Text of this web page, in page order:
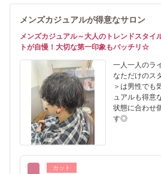
メンズカジュアルが得意なサロン
メンズカジュアル～大人のトレンドスタイ
トが自慢！大切な第一印象もバッチリ☆
一人一人のラ
なただけのス
＞は男性でも
ュアルも得意
状態に合わせ
す◎
カット